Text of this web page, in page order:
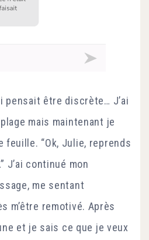
pensait être discrète… J’ai
mais maintenant je
feuille. “Ok, Julie, reprends
J’ai continué mon
me sentant
m’être remotivé. Après
et je sais ce que je veux